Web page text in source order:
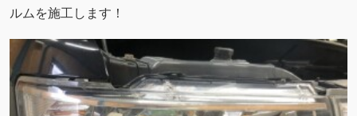
ルムを施工します！